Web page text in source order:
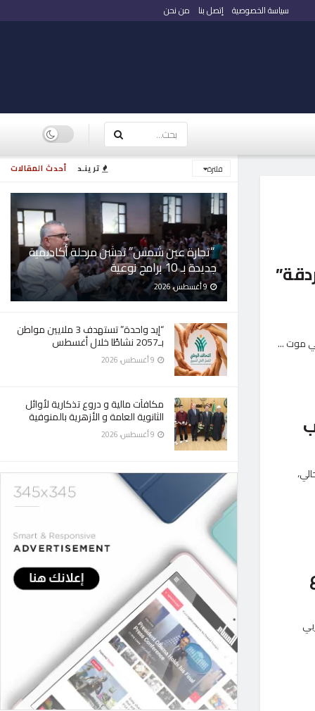
أحدث المقالات ترينـد فلترة
“تجارة عين شمس” تدشن مرحلة أكاديمية
جديدة بـ 10 برامج نوعية
9 أغسطس، 2026
“إيد واحدة” تستهدف 3 ملايين مواطن
بـ2057 نشاطًا خلال أغسطس
مكافآت مالية و دروع تذكارية لأوائل
الثانوية العامة و الأزهرية بالمنوفية
سياسة الخصوصية إتصل بنا من نحن
موت ...
وحتى 24 سبتمبر الحالي،